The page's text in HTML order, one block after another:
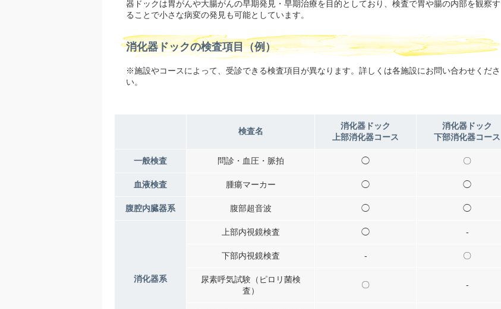
器ドックは胃がんや大腸がんの早期発見・早期治療を目的としており、検査で胃や腸の内部を観察す
ることで小さな病変の発見も可能としています。
消化器ドックの検査項目（例）
※施設やコースによって、受診できる検査項目が異なります。詳しくは各施設にお問い合わせくださ
い。
検査名
消化器ドック
上部消化器コース
消化器ドック
下部消化器コース
一般検査 問診・血圧・脈拍 ◯ 〇
血液検査 腫瘍マーカー ◯ ◯
腹腔内臓器系 腹部超音波 ◯ ◯
消化器系
上部内視鏡検査 ◯ -
下部内視鏡検査 - 〇
尿素呼気試験（ピロリ菌検
査）
〇 -